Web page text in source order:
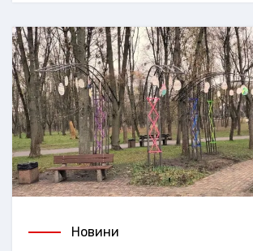
Новини